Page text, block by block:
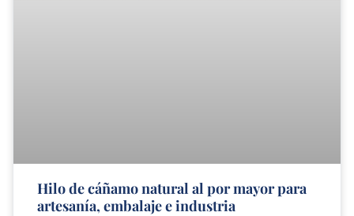
Hilo de cáñamo natural al por mayor para
artesanía, embalaje e industria